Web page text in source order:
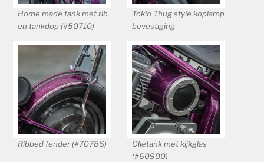
Home made tank met rib
en tankdop (#50710)
Tokio Thug style koplamp
bevestiging
Ribbed fender (#70786)
Olietank met kijkglas
(#60900)